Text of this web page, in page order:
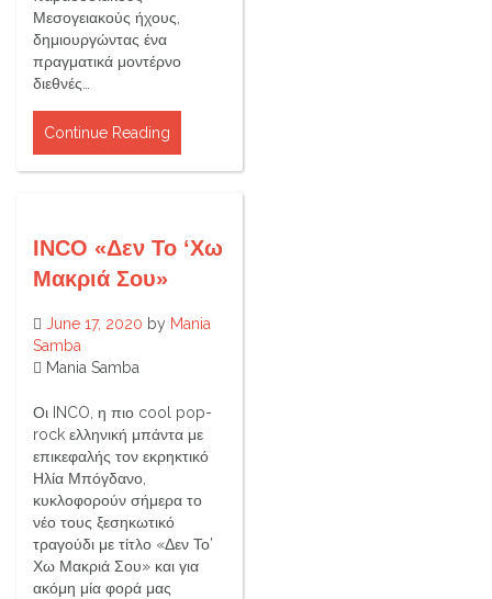
Μεσογειακούς ήχους,
δημιουργώντας ένα
πραγματικά μοντέρνο
διεθνές…
Continue Reading
INCO «Δεν Το ‘Χω
Μακριά Σου»
June 17, 2020 by Mania
Samba
Mania Samba
Οι INCO, η πιο cool pop-
rock ελληνική μπάντα με
επικεφαλής τον εκρηκτικό
Ηλία Μπόγδανο,
κυκλοφορούν σήμερα το
νέο τους ξεσηκωτικό
τραγούδι με τίτλο «Δεν Το’
Χω Μακριά Σου» και για
ακόμη μία φορά μας